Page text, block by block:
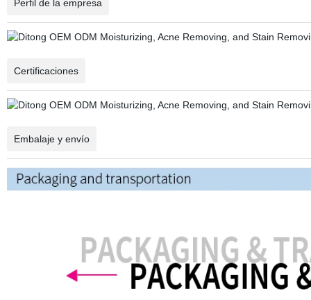
Perfil de la empresa
Certificaciones
Embalaje y envío